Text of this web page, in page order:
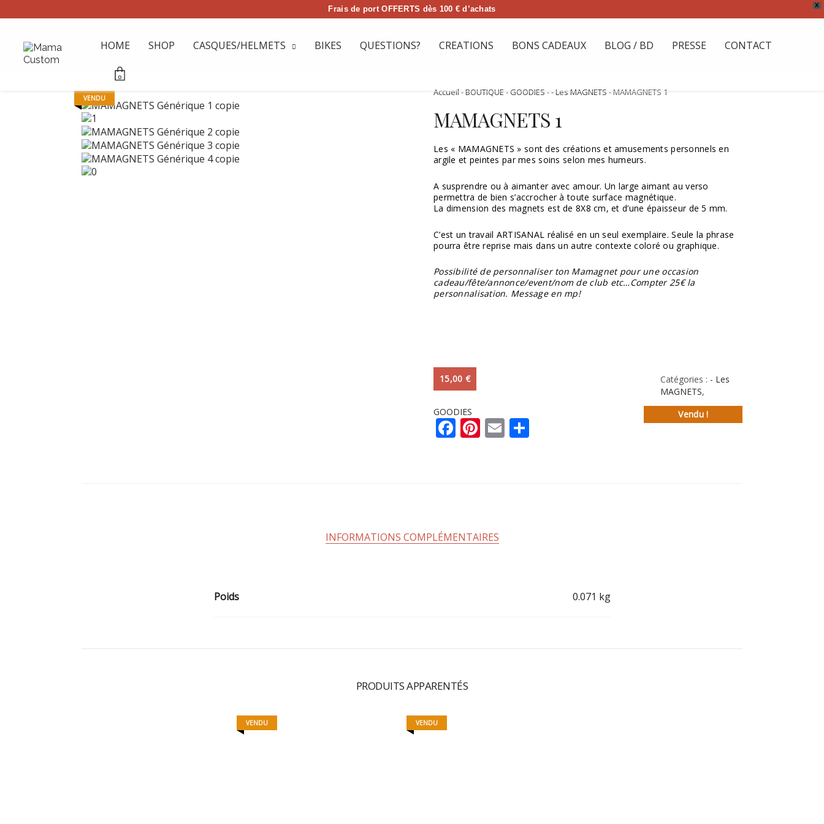
X
Frais de port OFFERTS dès 100 € d’achats
HOME SHOP CASQUES/HELMETS BIKES QUESTIONS? CREATIONS BONS CADEAUX BLOG / BD PRESSE CONTACT
0
VENDU
Accueil -BOUTIQUE -GOODIES -- Les MAGNETS - MAMAGNETS 1
MAMAGNETS 1
Les « MAMAGNETS » sont des créations et amusements personnels en
argile et peintes par mes soins selon mes humeurs.
A susprendre ou à aimanter avec amour. Un large aimant au verso
permettra de bien s’accrocher à toute surface magnétique.
La dimension des magnets est de 8X8 cm, et d’une épaisseur de 5 mm.
C’est un travail ARTISANAL réalisé en un seul exemplaire. Seule la phrase
pourra être reprise mais dans un autre contexte coloré ou graphique.
Possibilité de personnaliser ton Mamagnet pour une occasion
cadeau/fête/annonce/event/nom de club etc…Compter 25€ la
personnalisation. Message en mp!
15,00 €
Vendu !
Catégories : - Les
MAGNETS,
GOODIES
Facebook
Pinterest
Email
INFORMATIONS COMPLÉMENTAIRES
Poids 0.071 kg
PRODUITS APPARENTÉS
VENDU VENDU